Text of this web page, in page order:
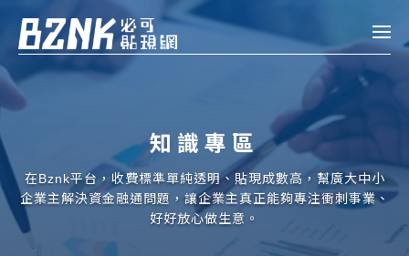
Bznk 必可貼現網
申貸
企業融資
註冊 登入
知識專區
在Bznk平台，收費標準單純透明、貼現成數高，幫廣大中小
企業主解決資金融通問題，讓企業主真正能夠專注衝刺事業、
好好放心做生意。